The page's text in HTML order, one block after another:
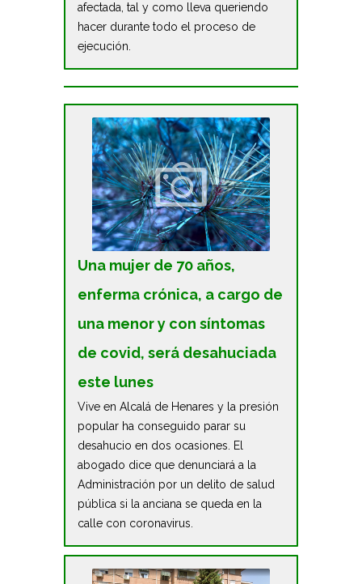
afectada, tal y como lleva queriendo
hacer durante todo el proceso de
ejecución.
Una mujer de 70 años,
enferma crónica, a cargo de
una menor y con síntomas
de covid, será desahuciada
este lunes
Vive en Alcalá de Henares y la presión
popular ha conseguido parar su
desahucio en dos ocasiones. El
abogado dice que denunciará a la
Administración por un delito de salud
pública si la anciana se queda en la
calle con coronavirus.